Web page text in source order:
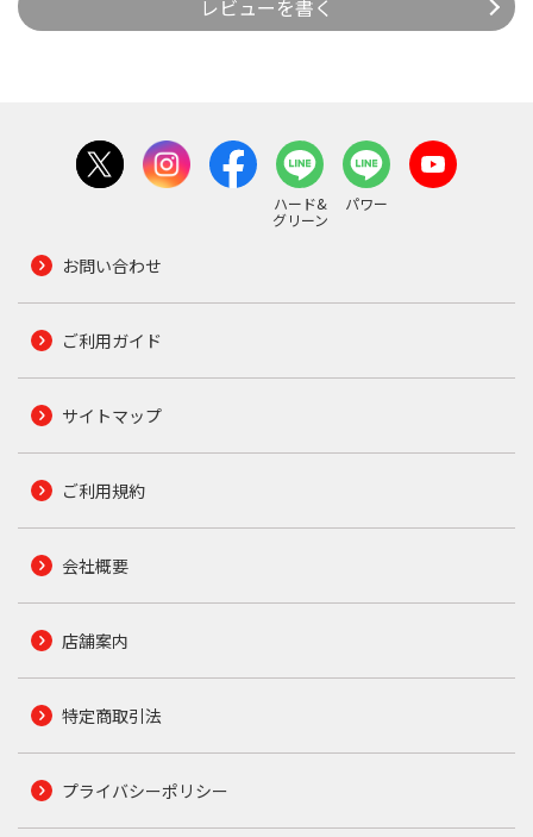
レビューを書く
ハード&
グリーン
パワー
お問い合わせ
ご利用ガイド
サイトマップ
ご利用規約
会社概要
店舗案内
特定商取引法
プライバシーポリシー